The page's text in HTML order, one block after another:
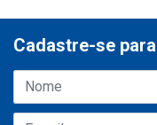
Cadastre-se